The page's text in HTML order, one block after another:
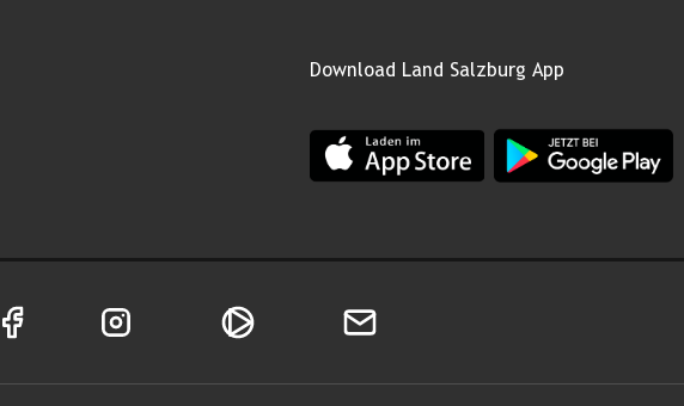
Download Land Salzburg App
App Land Salzburg im Apple App Store
App Land Salzburg
Facebook Seite von Land Salzburg
Instagram Seite von Land Salzburg
Salzburg ON Newsletter abonnieren